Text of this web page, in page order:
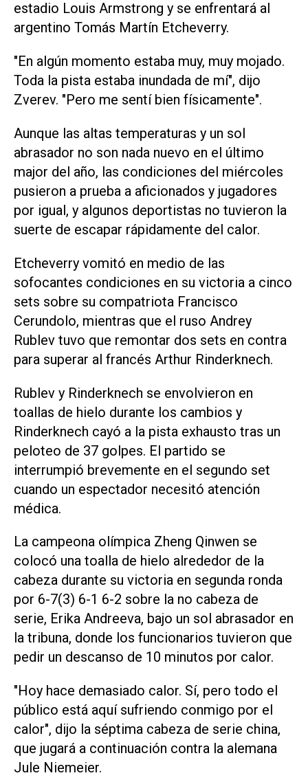
estadio Louis Armstrong y se enfrentará al
argentino Tomás Martín Etcheverry.
"En algún momento estaba muy, muy mojado.
Toda la pista estaba inundada de mí", dijo
Zverev. "Pero me sentí bien físicamente".
Aunque las altas temperaturas y un sol
abrasador no son nada nuevo en el último
major del año, las condiciones del miércoles
pusieron a prueba a aficionados y jugadores
por igual, y algunos deportistas no tuvieron la
suerte de escapar rápidamente del calor.
Etcheverry vomitó en medio de las
sofocantes condiciones en su victoria a cinco
sets sobre su compatriota Francisco
Cerundolo, mientras que el ruso Andrey
Rublev tuvo que remontar dos sets en contra
para superar al francés Arthur Rinderknech.
Rublev y Rinderknech se envolvieron en
toallas de hielo durante los cambios y
Rinderknech cayó a la pista exhausto tras un
peloteo de 37 golpes. El partido se
interrumpió brevemente en el segundo set
cuando un espectador necesitó atención
médica.
La campeona olímpica Zheng Qinwen se
colocó una toalla de hielo alrededor de la
cabeza durante su victoria en segunda ronda
por 6-7(3) 6-1 6-2 sobre la no cabeza de
serie, Erika Andreeva, bajo un sol abrasador en
la tribuna, donde los funcionarios tuvieron que
pedir un descanso de 10 minutos por calor.
"Hoy hace demasiado calor. Sí, pero todo el
público está aquí sufriendo conmigo por el
calor", dijo la séptima cabeza de serie china,
que jugará a continuación contra la alemana
Jule Niemeier.